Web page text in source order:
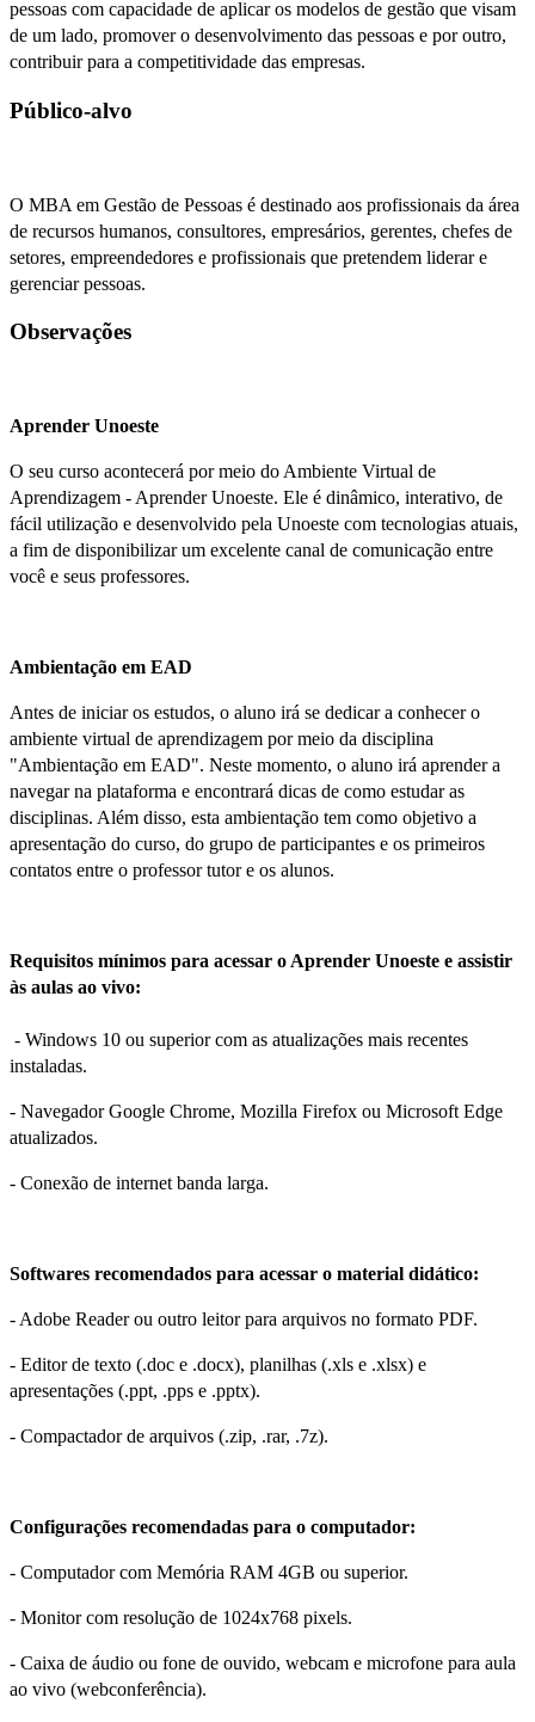
pessoas com capacidade de aplicar os modelos de gestão que visam
de um lado, promover o desenvolvimento das pessoas e por outro,
contribuir para a competitividade das empresas.
Público-alvo
O MBA em Gestão de Pessoas é destinado aos profissionais da área
de recursos humanos, consultores, empresários, gerentes, chefes de
setores, empreendedores e profissionais que pretendem liderar e
gerenciar pessoas.
Observações
Aprender Unoeste
O seu curso acontecerá por meio do Ambiente Virtual de
Aprendizagem - Aprender Unoeste. Ele é dinâmico, interativo, de
fácil utilização e desenvolvido pela Unoeste com tecnologias atuais,
a fim de disponibilizar um excelente canal de comunicação entre
você e seus professores.
Ambientação em EAD
Antes de iniciar os estudos, o aluno irá se dedicar a conhecer o
ambiente virtual de aprendizagem por meio da disciplina
"Ambientação em EAD". Neste momento, o aluno irá aprender a
navegar na plataforma e encontrará dicas de como estudar as
disciplinas. Além disso, esta ambientação tem como objetivo a
apresentação do curso, do grupo de participantes e os primeiros
contatos entre o professor tutor e os alunos.
Requisitos mínimos para acessar o Aprender Unoeste e assistir
às aulas ao vivo:
- Windows 10 ou superior com as atualizações mais recentes
instaladas.
- Navegador Google Chrome, Mozilla Firefox ou Microsoft Edge
atualizados.
- Conexão de internet banda larga.
Softwares recomendados para acessar o material didático:
- Adobe Reader ou outro leitor para arquivos no formato PDF.
- Editor de texto (.doc e .docx), planilhas (.xls e .xlsx) e
apresentações (.ppt, .pps e .pptx).
- Compactador de arquivos (.zip, .rar, .7z).
Configurações recomendadas para o computador:
- Computador com Memória RAM 4GB ou superior.
- Monitor com resolução de 1024x768 pixels.
- Caixa de áudio ou fone de ouvido, webcam e microfone para aula
ao vivo (webconferência).